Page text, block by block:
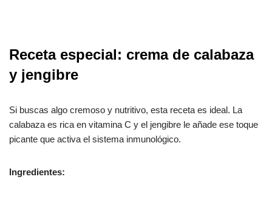
Receta especial: crema de calabaza
y jengibre
Si buscas algo cremoso y nutritivo, esta receta es ideal. La
calabaza es rica en vitamina C y el jengibre le añade ese toque
picante que activa el sistema inmunológico.
Ingredientes: